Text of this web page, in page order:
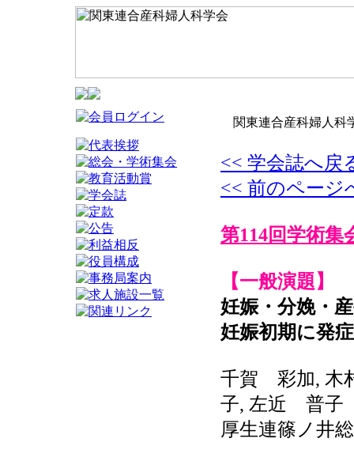
関東連合産科婦人科
<< 学会誌へ戻
<< 前のページ
第114回学術集
【一般演題】
妊娠・分娩・
妊娠初期に発
千賀 彩加,
子, 左近 普子
厚生連篠ノ井